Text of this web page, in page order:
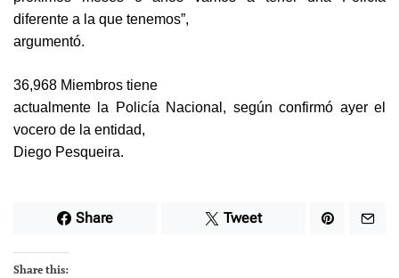
diferente a la que tenemos”,
argumentó.
36,968 Miembros tiene
actualmente la Policía Nacional, según confirmó ayer el
vocero de la entidad,
Diego Pesqueira.
Share Tweet
Share this: